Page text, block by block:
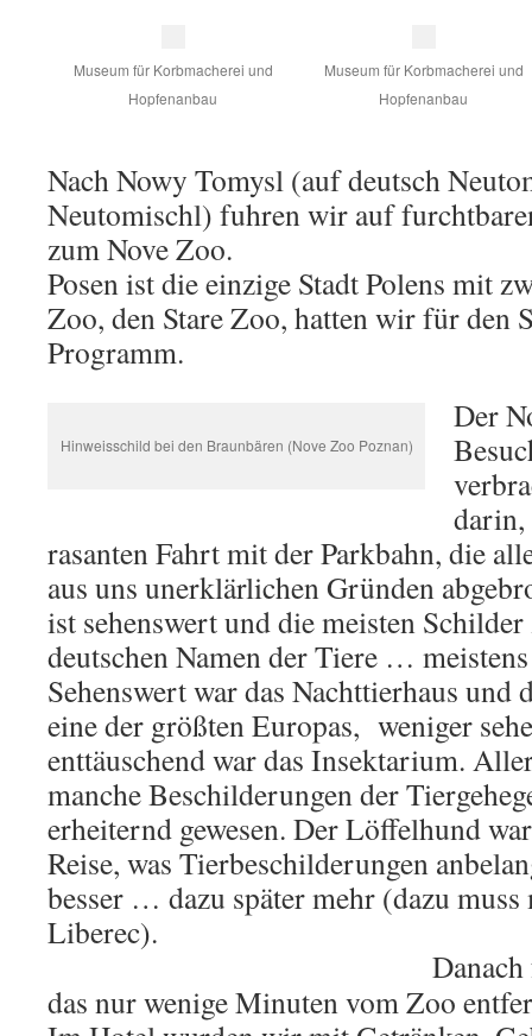
Museum für Korbmacherei und
Hopfenanbau
Museum für Korbmacherei und
Hopfenanbau
Nach Nowy Tomysl (auf deutsch
Neutomischl) fuhren wir auf
zum Nove Zoo.
Posen ist die einzige Stadt Polens mit
Zoo, den Stare Zoo, hatten wir für den
Programm.
Hinweisschild bei den Braunbären (Nove Zoo Poznan)
Der
rasanten Fahrt mit der Parkbahn, die
aus uns unerklärlichen Gründen
ist sehenswert und die meisten Schilder
deutschen Namen der Tiere …
Sehenswert war das Nachttierhaus und
eine der größten Europas, weniger
enttäuschend war das Insektarium.
manche Beschilderungen der
erheiternd gewesen. Der Löffelhund
Reise, was Tierbeschilderungen
besser … dazu später mehr (dazu muss
Liberec).
das nur wenige Minuten vom Zoo